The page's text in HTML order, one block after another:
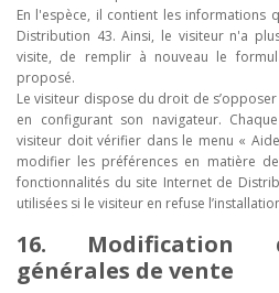
En l'espèce, il contient les informations
Distribution 43. Ainsi, le visiteur n'a
visite, de remplir à nouveau le
proposé.
Le visiteur dispose du droit de
en configurant son navigateur.
visiteur doit vérifier dans le menu «
modifier les préférences en matière
fonctionnalités du site Internet de
utilisées si le visiteur en refuse
16. Modification
générales de vente